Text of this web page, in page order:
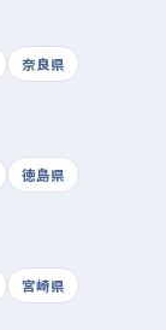
奈良県
徳島県
宮崎県